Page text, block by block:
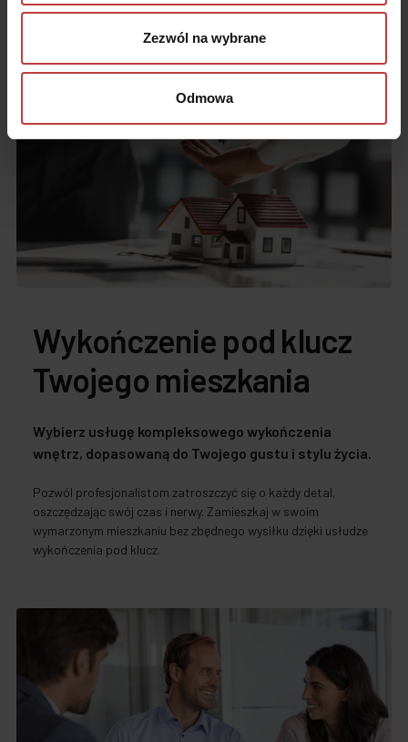
Zezwól na wybrane
Odmowa
Wykończenie pod klucz
Twojego mieszkania
Wybierz usługę kompleksowego wykończenia
wnętrz, dopasowaną do Twojego gustu i stylu życia.
Pozwól profesjonalistom zatroszczyć się o każdy detal,
oszczędzając swój czas i nerwy. Zamieszkaj w swoim
wymarzonym mieszkaniu bez zbędnego wysiłku dzięki usłudze
wykończenia pod klucz.